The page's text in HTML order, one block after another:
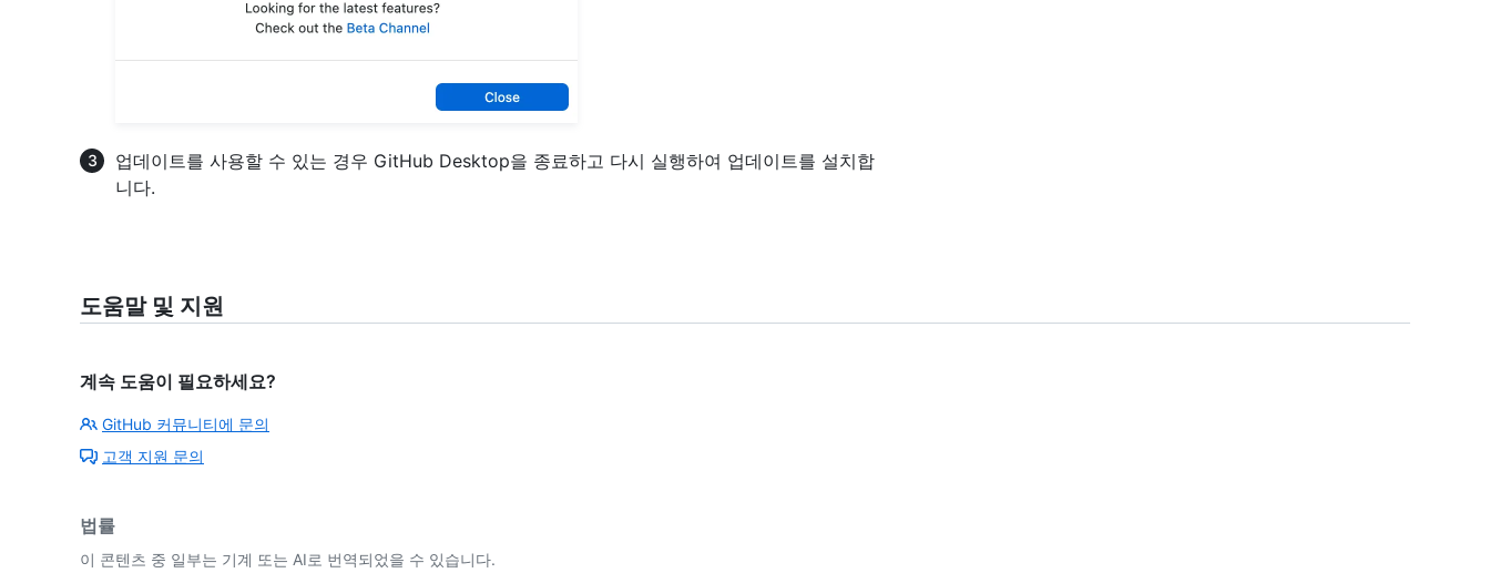
업데이트를 사용할 수 있는 경우 GitHub Desktop을 종료하고 다시 실행하여 업데이트를 설치합
니다.
도움말 및 지원
계속 도움이 필요하세요?
GitHub 커뮤니티에 문의
고객 지원 문의
법률
이 콘텐츠 중 일부는 기계 또는 AI로 번역되었을 수 있습니다.